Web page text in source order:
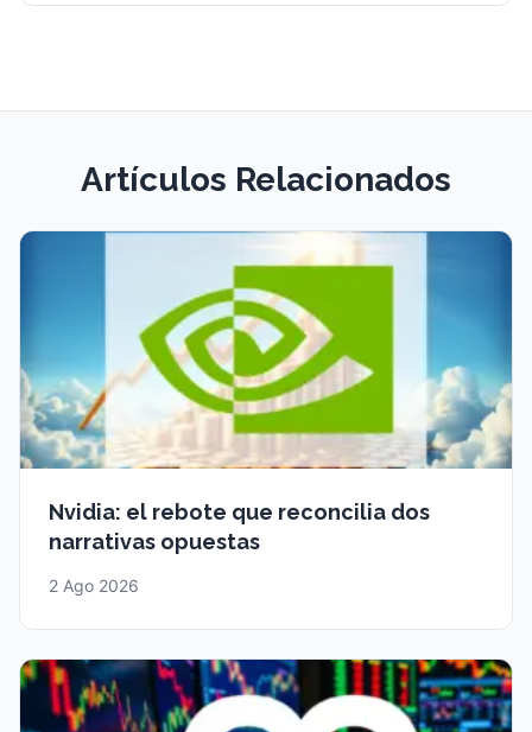
Artículos Relacionados
Nvidia: el rebote que reconcilia dos
narrativas opuestas
2 Ago 2026